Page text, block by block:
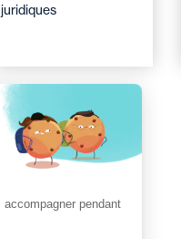
juridiques